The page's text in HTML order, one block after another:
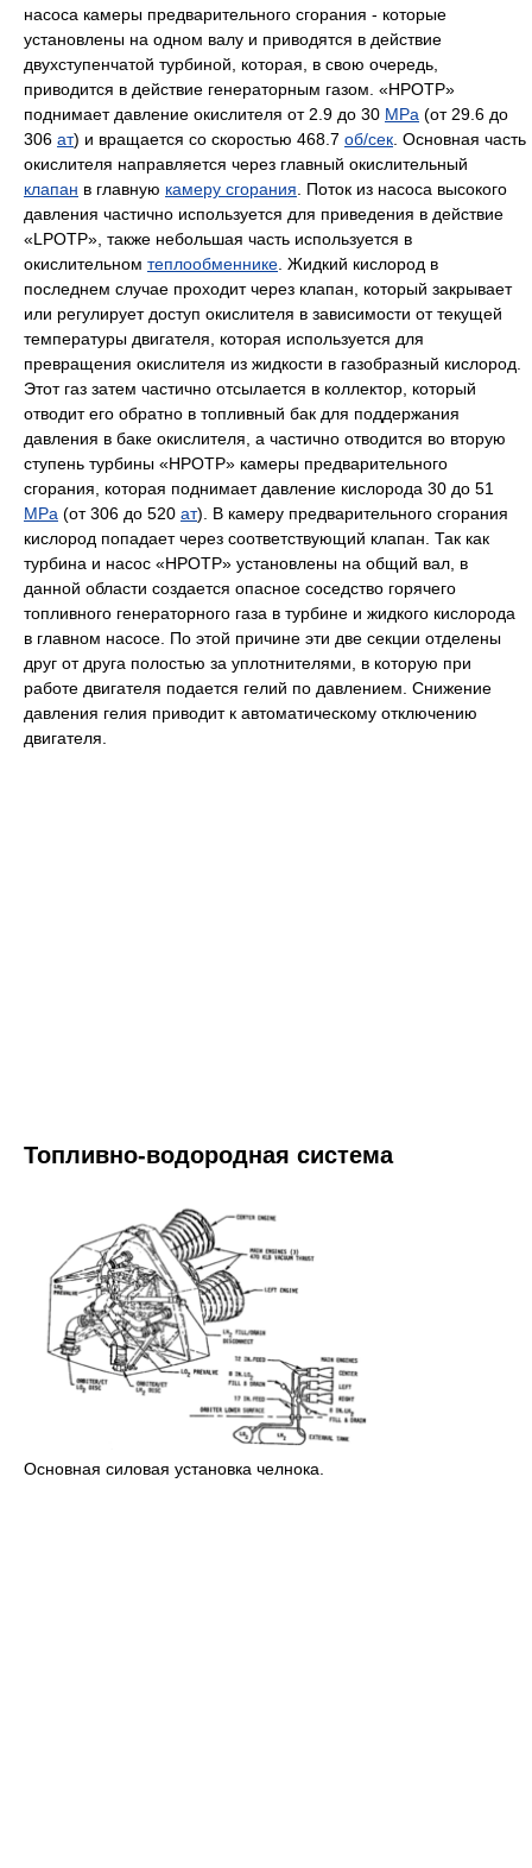
насоса камеры предварительного сгорания - которые
установлены на одном валу и приводятся в действие
двухступенчатой турбиной, которая, в свою очередь,
приводится в действие генераторным газом. «HPOTP»
поднимает давление окислителя от 2.9 до 30 MPa (от 29.6 до
306 ат) и вращается со скоростью 468.7 об/сек . Основная часть
окислителя направляется через главный окислительный
клапан в главную камеру сгорания . Поток из насоса высокого
давления частично используется для приведения в действие
«LPOTP», также небольшая часть используется в
окислительном теплообменнике . Жидкий кислород в
последнем случае проходит через клапан, который закрывает
или регулирует доступ окислителя в зависимости от текущей
температуры двигателя, которая используется для
превращения окислителя из жидкости в газобразный кислород.
Этот газ затем частично отсылается в коллектор, который
отводит его обратно в топливный бак для поддержания
давления в баке окислителя, а частично отводится во вторую
ступень турбины «HPOTP» камеры предварительного
сгорания, которая поднимает давление кислорода 30 до 51
MPa (от 306 до 520 ат). В камеру предварительного сгорания
кислород попадает через соответствующий клапан. Так как
турбина и насос «HPOTP» установлены на общий вал, в
данной области создается опасное соседство горячего
топливного генераторного газа в турбине и жидкого кислорода
в главном насосе. По этой причине эти две секции отделены
друг от друга полостью за уплотнителями, в которую при
работе двигателя подается гелий по давлением. Снижение
давления гелия приводит к автоматическому отключению
двигателя.
Топливно-водородная система
Основная силовая установка челнока.